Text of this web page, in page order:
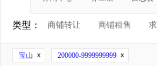
类型： 商铺转让 商铺租售
宝山 200000-9999999999